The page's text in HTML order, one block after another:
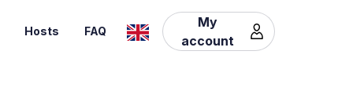
Hosts FAQ
My
account